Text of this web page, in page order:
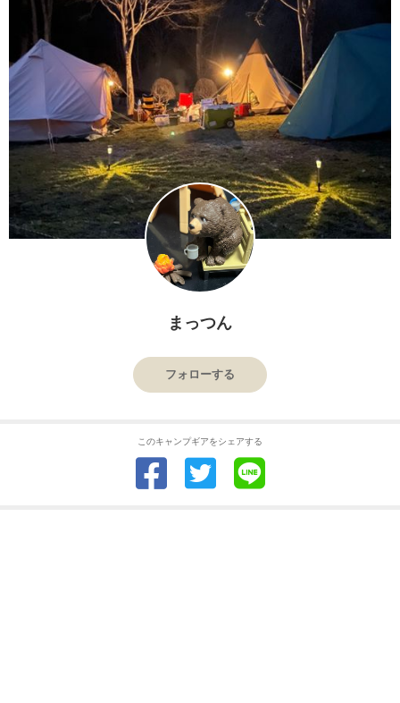
まっつん
フォローする
このキャンプギアをシェアする